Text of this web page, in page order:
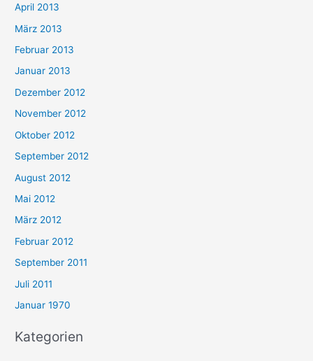
April 2013
März 2013
Februar 2013
Januar 2013
Dezember 2012
November 2012
Oktober 2012
September 2012
August 2012
Mai 2012
März 2012
Februar 2012
September 2011
Juli 2011
Januar 1970
Kategorien